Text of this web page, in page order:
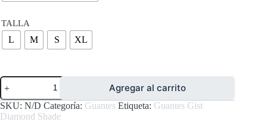
TALLA
L M S XL
Guantes
Gist
Diamond
Shade
Agregar al carrito
SKU: N/D Categoría: Guantes Etiqueta: Guantes Gist
Diamond Shade